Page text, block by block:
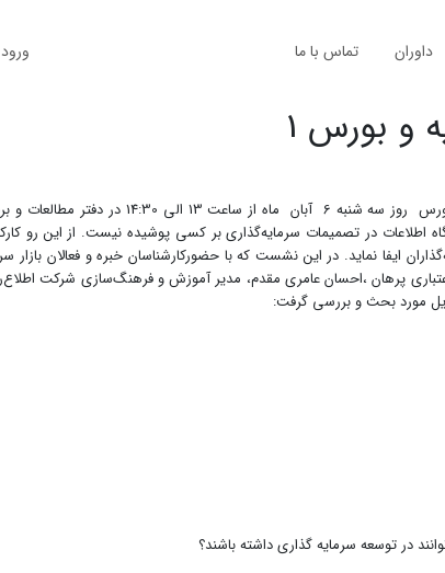
داوران تماس با ما
بورس 1
" از سلسله نشست های رسانه و بورس روز سه شنبه 6
اطلاعات در تصمیمات سرمایه‌گذاری بر کسی پوشیده نیست. از این ‌رو
ایفا نماید. در این نشست که با حضورکارشناسان خبره و فعالان بازار
پرهان ،احسان عامری مقدم، مدیر آموزش و فرهنگ‌سازی شرکت
ذیل مورد بحث و بررسی گرفت:
در توسعه سرمایه گذاری داشته باشند؟